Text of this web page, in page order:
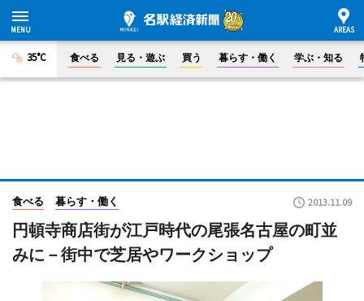
35°C 食べる 見る・遊ぶ 買う 暮らす・働く 学ぶ・知る
食べる 暮らす・働く 2013.11.09
円頓寺商店街が江戸時代の尾張名古屋の町並
みに－街中で芝居やワークショップ